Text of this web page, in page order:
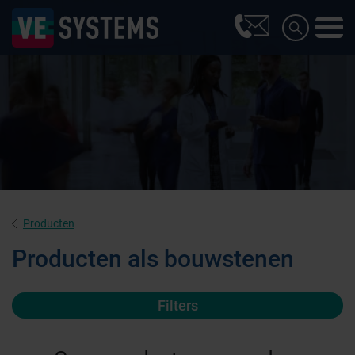
Producten
Producten als bouwstenen
Filters